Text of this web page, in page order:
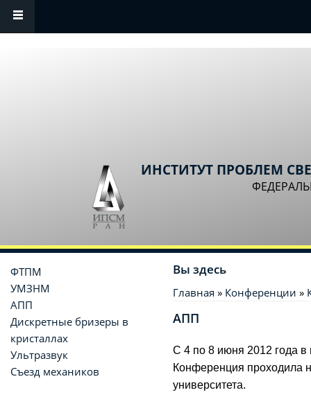
Перейти к основному содержанию
ИНСТИТУТ ПРОБЛЕМ
Вы здесь
Главная » Конференции »
АПП
С 4 по 8 июня 2012 года
Конференция проходила
университета.
ФТПМ
УМЗНМ
АПП
Дискретные бризеры в
кристаллах
Ультразвук
Съезд механиков